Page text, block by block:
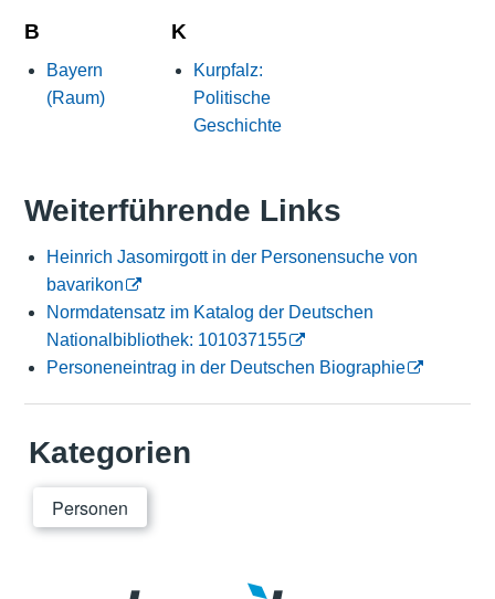
B
Bayern
(Raum)
K
Kurpfalz:
Politische
Geschichte
Weiterführende Links
Heinrich Jasomirgott in der Personensuche von
bavarikon
Normdatensatz im Katalog der Deutschen
Nationalbibliothek: 101037155
Personeneintrag in der Deutschen Biographie
Kategorien
Personen